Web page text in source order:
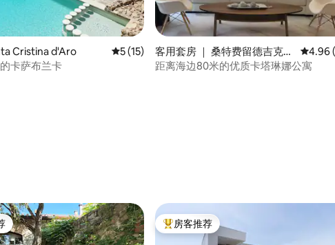
），共 30 条评价
Cristina d'Aro 平均评分 5 分（满分 5 分），共 15 条评价
5 (15)
卡萨布兰卡
客用套房 ｜ 桑特费留德吉克索
尔斯
平均评
4.96
距离海边80米的优质卡塔琳娜公寓
推荐」 热门「房客推荐」
房客推荐